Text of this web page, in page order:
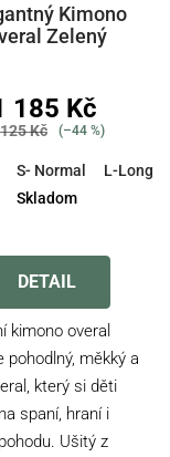
Kimono
Zelený
185 Kč
Kč (–44 %)
S- Normal
L-Long
Skladom
DETAIL
kimono overal
pohodlný, měkký a
který si děti
spaní, hraní i
Ušitý z